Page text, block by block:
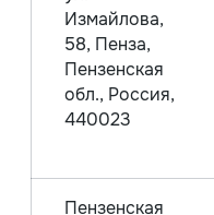
Измайлова,
58, Пенза,
Пензенская
обл., Россия,
440023
Пензенская